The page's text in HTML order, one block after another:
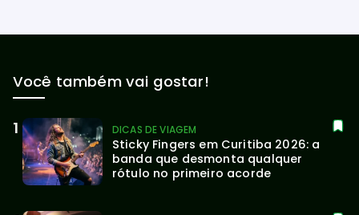
Você também vai gostar!
DICAS DE VIAGEM
Sticky Fingers em Curitiba 2026: a
banda que desmonta qualquer
rótulo no primeiro acorde